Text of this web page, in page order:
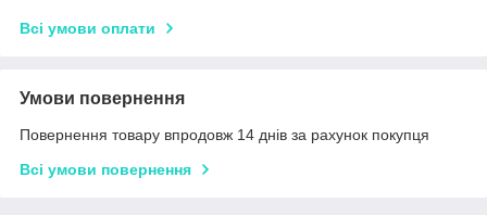
Всі умови оплати
Умови повернення
Повернення товару впродовж 14 днів за рахунок покупця
Всі умови повернення